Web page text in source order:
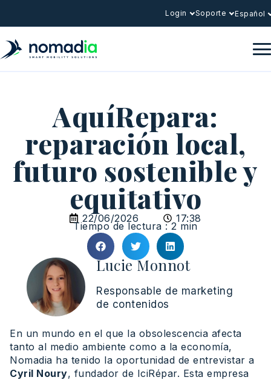
Login Soporte Español
AquíRepara:
reparación local,
futuro sostenible y
equitativo
22/06/2026 17:38
Tiempo de lectura : 2 min
Lucie Monnot
Responsable de marketing
de contenidos
En un mundo en el que la obsolescencia afecta
tanto al medio ambiente como a la economía,
Nomadia ha tenido la oportunidad de entrevistar a
Cyril Noury, fundador de IciRépar. Esta empresa